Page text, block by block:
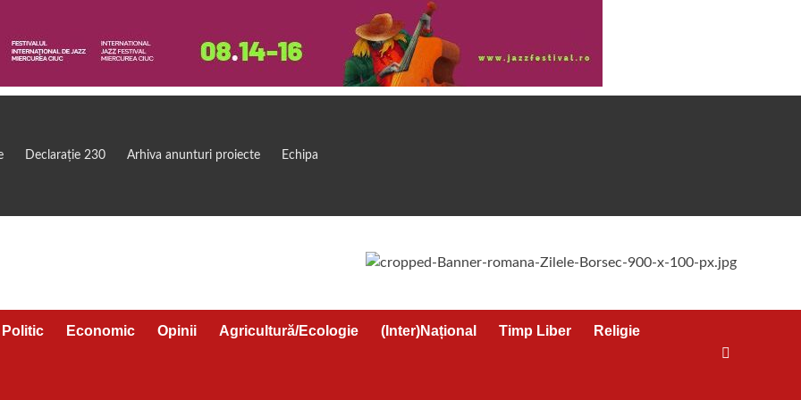
Declarație 230 Arhiva anunturi proiecte Echipa
Politic Economic Opinii Agricultură/Ecologie (Inter)Național Timp Liber Religie